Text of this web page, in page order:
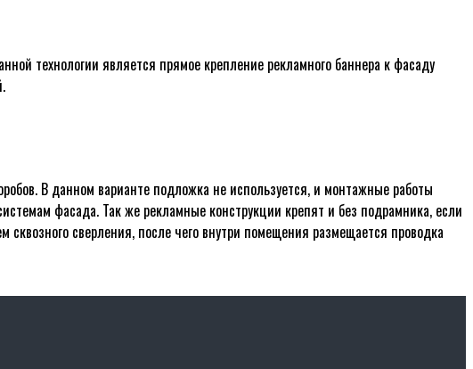
технологии является прямое крепление рекламного баннера к фасаду
В данном варианте подложка не используется, и монтажные работы
фасада. Так же рекламные конструкции крепят и без подрамника, если
сверления, после чего внутри помещения размещается проводка